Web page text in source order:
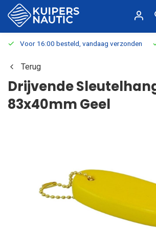
Voor 16:00 besteld, vandaag verzonden
Terug
Drijvende
83x40mm Geel